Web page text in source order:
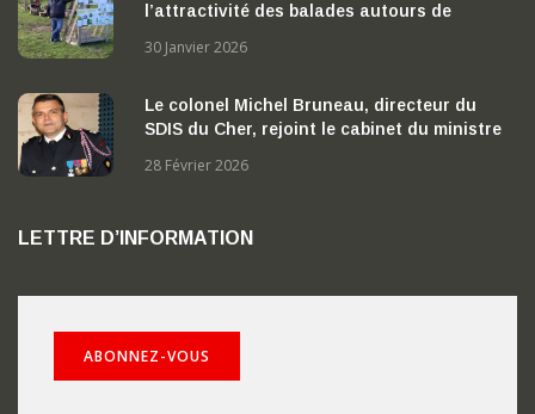
l’attractivité des balades autours de
30 Janvier 2026
Le colonel Michel Bruneau, directeur du
SDIS du Cher, rejoint le cabinet du ministre
28 Février 2026
LETTRE D’INFORMATION